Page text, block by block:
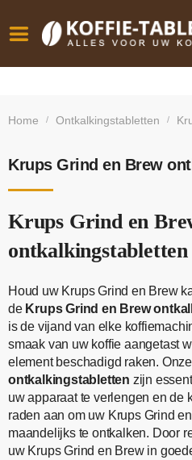
Home / Ontkalkingstabletten /
Krups Grind en Brew
Krups Grind en
ontkalkingstabletten
Houd uw Krups Grind en Brew
de Krups Grind en Brew
is de vijand van elke
smaak van uw koffie aangetast
element beschadigd raken. Onze
ontkalkingstabletten zijn
uw apparaat te verlengen en de
raden aan om uw Krups Grind
maandelijks te ontkalken. Door
uw Krups Grind en Brew in